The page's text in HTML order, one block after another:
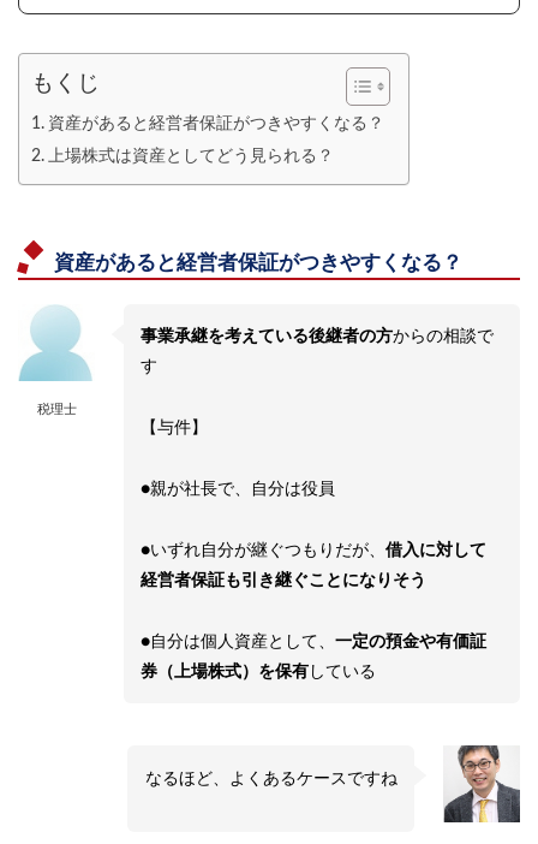
もくじ
資産があると経営者保証がつきやすくなる？
上場株式は資産としてどう見られる？
資産があると経営者保証がつきやすくなる？
税理士
事業承継を考えている後継者の方からの相談で
す
【与件】
●親が社長で、自分は役員
●いずれ自分が継ぐつもりだが、借入に対して
経営者保証も引き継ぐことになりそう
●自分は個人資産として、一定の預金や有価証
券（上場株式）を保有 している
なるほど、よくあるケースですね